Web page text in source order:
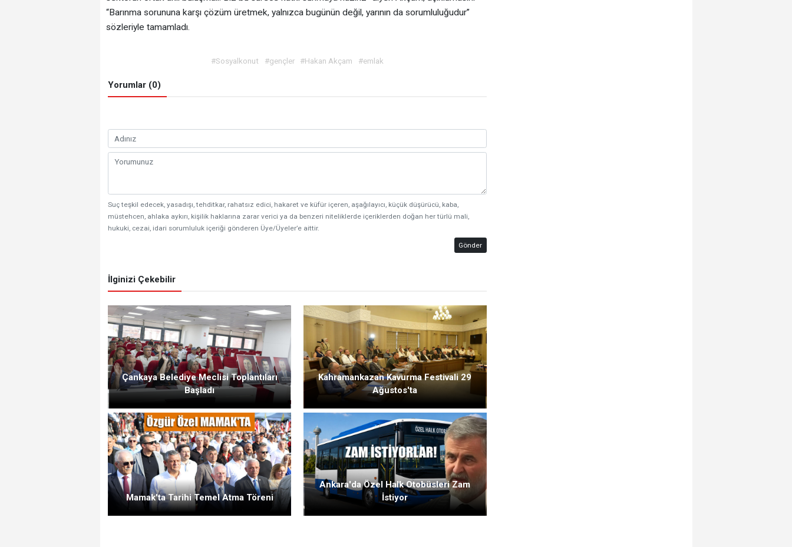
“Barınma sorununa karşı çözüm üretmek, yalnızca bugünün değil, yarının da sorumluluğudur”
sözleriyle tamamladı.
#Sosyalkonut #gençler #Hakan Akçam #emlak
Yorumlar (0)
Suç teşkil edecek, yasadışı, tehditkar, rahatsız edici, hakaret ve küfür içeren, aşağılayıcı, küçük düşürücü, kaba,
müstehcen, ahlaka aykırı, kişilik haklarına zarar verici ya da benzeri niteliklerde içeriklerden doğan her türlü mali,
hukuki, cezai, idari sorumluluk içeriği gönderen Üye/Üyeler’e aittir.
Gönder
İlginizi Çekebilir
Çankaya Belediye Meclisi Toplantıları
Başladı
Kahramankazan Kavurma Festivali 29
Ağustos'ta
Mamak'ta Tarihi Temel Atma Töreni
Ankara'da Özel Halk Otobüsleri Zam
İstiyor